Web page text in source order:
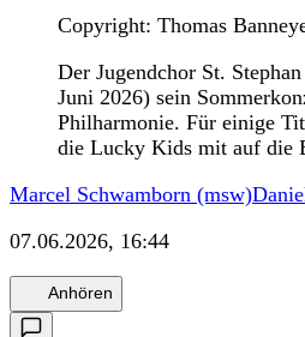
Copyright: Thomas
Der Jugendchor St.
Juni 2026) sein
Philharmonie. Für einige
die Lucky Kids mit auf die
Marcel Schwamborn (msw)
07.06.2026, 16:44
Anhören